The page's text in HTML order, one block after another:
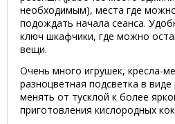
необходимым), места где
подождать начала сеанса.
ключ шкафчики, где можно
вещи.
Очень много игрушек, кресла-
разноцветная подсветка в
менять от тусклой к более
приготовления кислородных